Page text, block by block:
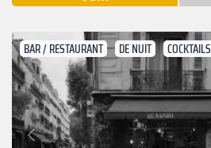
BAR / RESTAURANT DE NUIT COCKTAILS
Précédent